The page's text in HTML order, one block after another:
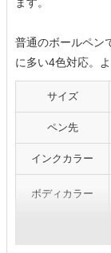
ます。
普通のボールペン
に多い4色対応。
サイズ
ペン先
インクカラー
ボディカラー